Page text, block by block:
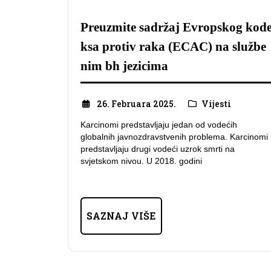
Preuzmite sadržaj Evropskog
ksa protiv raka (ECAC) na službe
nim bh jezicima
26. Februara 2025. Vijesti
Karcinomi predstavljaju jedan od vodećih
globalnih javnozdravstvenih problema. Karcinomi
predstavljaju drugi vodeći uzrok smrti na
svjetskom nivou. U 2018. godini
SAZNAJ VIŠE